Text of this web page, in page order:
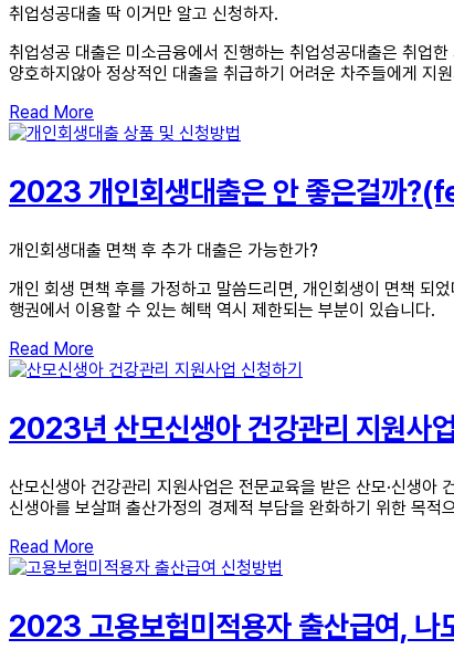
취업성공대출 딱 이거만 알고 신청하자.
취업성공 대출은 미소금융에서 진행하는 취업성공대출은 취업
양호하지않아 정상적인 대출을 취급하기 어려운 차주들에게 지
Read More
2023 개인회생대출은 안 좋은걸까
개인회생대출 면책 후 추가 대출은 가능한가?
개인 회생 면책 후를 가정하고 말씀드리면, 개인회생이 면책 되
행권에서 이용할 수 있는 혜택 역시 제한되는 부분이 있습니다.
Read More
2023년 산모신생아 건강관리 지원사
산모신생아 건강관리 지원사업은 전문교육을 받은 산모·신생아
신생아를 보살펴 출산가정의 경제적 부담을 완화하기 위한 목적
Read More
2023 고용보험미적용자 출산급여,